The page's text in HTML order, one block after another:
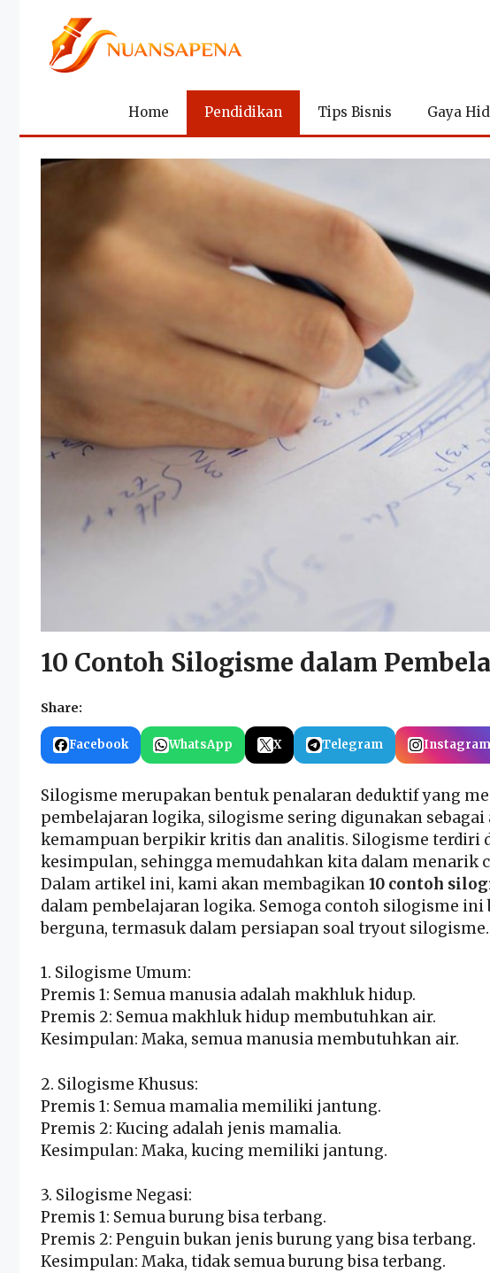
Home Pendidikan Tips Bisnis Gaya
10 Contoh Silogisme dalam
Share:
Facebook WhatsApp X Telegram Instagram
Silogisme merupakan bentuk penalaran deduktif yang
pembelajaran logika, silogisme sering digunakan
kemampuan berpikir kritis dan analitis. Silogisme terdiri
kesimpulan, sehingga memudahkan kita dalam menarik
Dalam artikel ini, kami akan membagikan10 contoh
dalam pembelajaran logika. Semoga contoh silogisme
berguna, termasuk dalam persiapan soal tryout silogisme.
1. Silogisme Umum:
Premis 1: Semua manusia adalah makhluk hidup.
Premis 2: Semua makhluk hidup membutuhkan air.
Kesimpulan: Maka, semua manusia membutuhkan air.
2. Silogisme Khusus:
Premis 1: Semua mamalia memiliki jantung.
Premis 2: Kucing adalah jenis mamalia.
Kesimpulan: Maka, kucing memiliki jantung.
3. Silogisme Negasi:
Premis 1: Semua burung bisa terbang.
Premis 2: Penguin bukan jenis burung yang bisa terbang.
Kesimpulan: Maka, tidak semua burung bisa terbang.